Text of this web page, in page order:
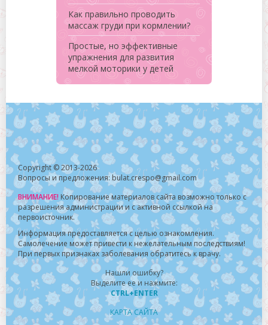
Как правильно проводить
массаж груди при кормлении?
Простые, но эффективные
упражнения для развития
мелкой моторики у детей
Copyright © 2013-2026
Вопросы и предложения: bulat.crespo@gmail.com
ВНИМАНИЕ! Копирование материалов сайта возможно только с
разрешения администрации и с активной ссылкой на
первоисточник.
Информация предоставляется с целью ознакомления.
Самолечение может привести к нежелательным последствиям!
При первых признаках заболевания обратитесь к врачу.
Нашли ошибку?
Выделите ее и нажмите:
CTRL+ENTER
КАРТА САЙТА